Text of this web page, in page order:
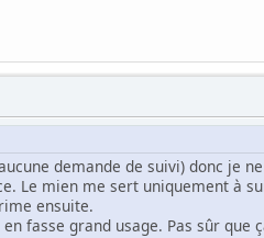
demande de suivi) donc je
Le mien me sert uniquement à
ensuite.
fasse grand usage. Pas sûr que